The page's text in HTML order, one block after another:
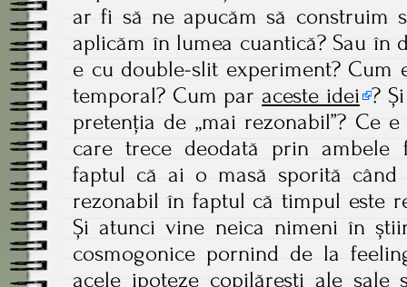
ar fi să ne apucăm să construim
aplicăm în lumea cuantică? Sau în
e cu double-slit experiment? Cum
temporal? Cum par aceste idei ?
pretenția de „mai rezonabil”? Ce
care trece deodată prin
faptul că ai o masă sporită
rezonabil în faptul că timpul este
Și atunci vine neica nimeni în
cosmogonice pornind de la
acele ipoteze copilărești ale